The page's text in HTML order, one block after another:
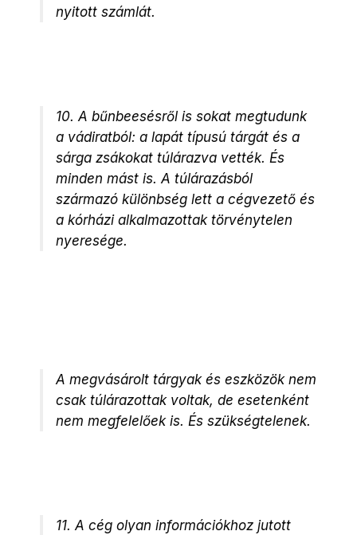
nyitott számlát.
10. A bűnbeesésről is sokat megtudunk
a vádiratból: a lapát típusú tárgát és a
sárga zsákokat túlárazva vették. És
minden mást is. A túlárazásból
származó különbség lett a cégvezető és
a kórházi alkalmazottak törvénytelen
nyeresége.
A megvásárolt tárgyak és eszközök nem
csak túlárazottak voltak, de esetenként
nem megfelelőek is. És szükségtelenek.
11. A cég olyan információkhoz jutott